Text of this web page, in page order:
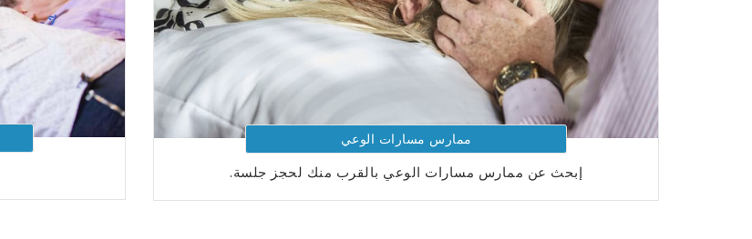
ممارس مسارات الوعي
إبحث عن ممارس مسارات الوعي بالقرب منك لحجز جلسة.